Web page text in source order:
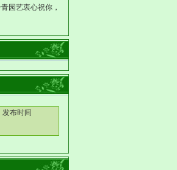
园艺衷心祝你，
发布时间